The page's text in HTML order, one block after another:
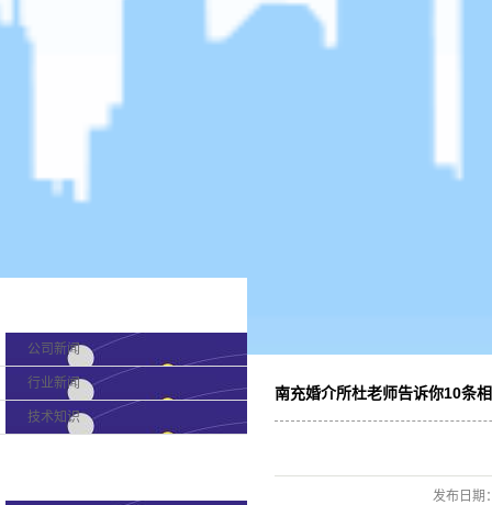
公司新闻
行业新闻
技术知识
南充婚介所杜老师告诉你10条
发布日期